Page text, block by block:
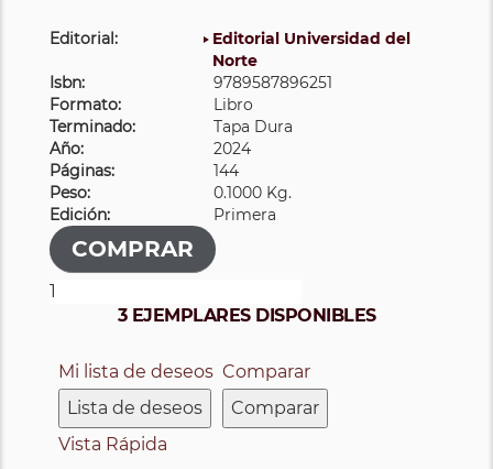
Editorial:
Editorial Universidad del
Norte
Isbn:
9789587896251
Formato:
Libro
Terminado:
Tapa Dura
Año:
2024
Páginas:
144
Peso:
0.1000 Kg.
Edición:
Primera
3 EJEMPLARES DISPONIBLES
Mi lista de deseos
Lista de deseos
Comparar
Comparar
Vista Rápida